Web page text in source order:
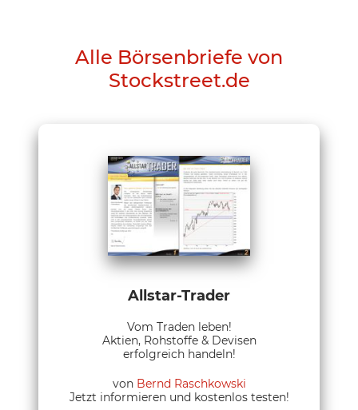
Alle Börsenbriefe von
Stockstreet.de
Allstar-Trader
Vom Traden leben!
Aktien, Rohstoffe & Devisen
erfolgreich handeln!
von Bernd Raschkowski
Jetzt informieren und kostenlos testen!